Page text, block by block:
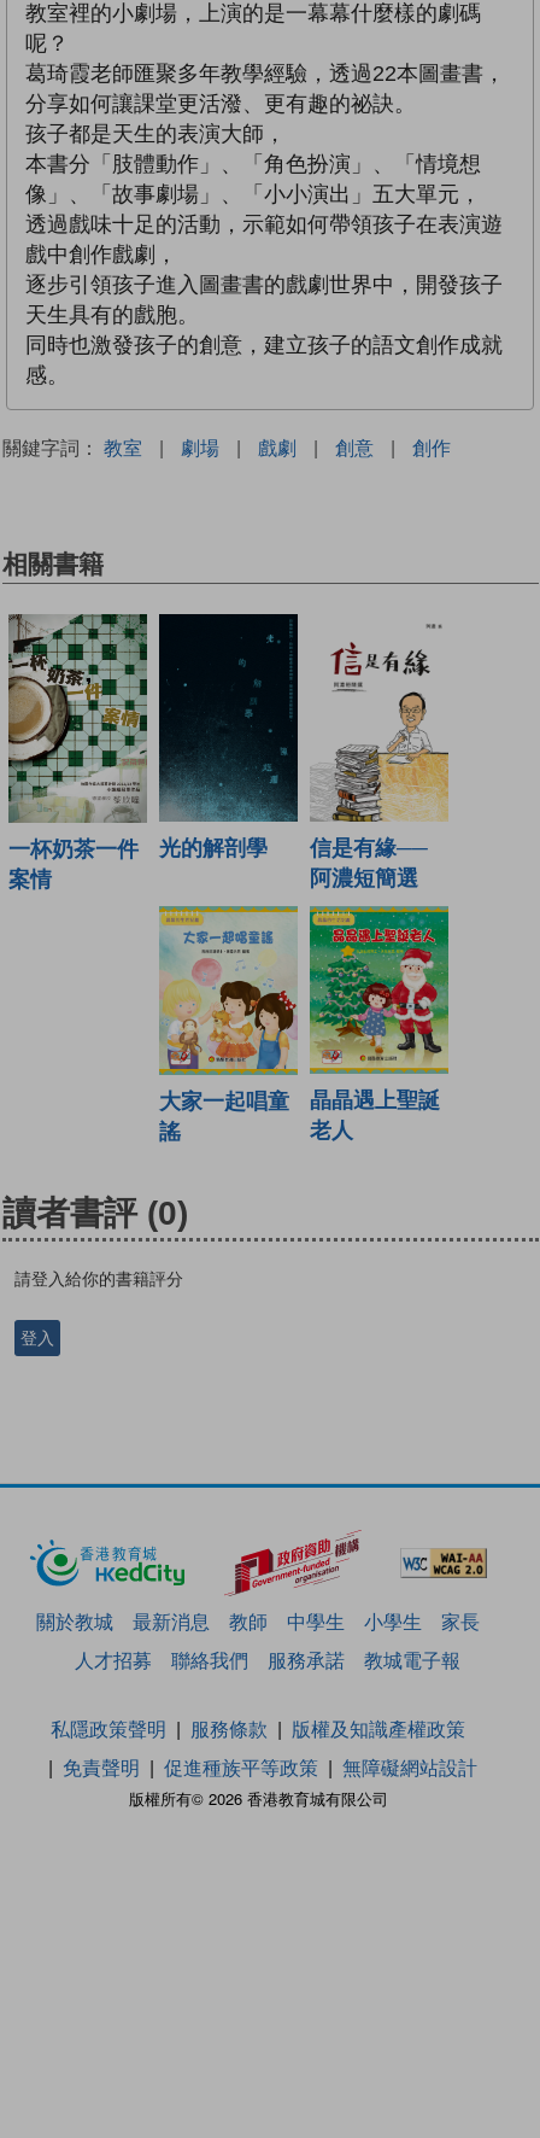
教室裡的小劇場，上演的是一幕幕什麼樣的劇碼
呢？
葛琦霞老師匯聚多年教學經驗，透過22本圖畫書，
分享如何讓課堂更活潑、更有趣的祕訣。
孩子都是天生的表演大師，
本書分「肢體動作」、「角色扮演」、「情境想
像」、「故事劇場」、「小小演出」五大單元，
透過戲味十足的活動，示範如何帶領孩子在表演遊
戲中創作戲劇，
逐步引領孩子進入圖畫書的戲劇世界中，開發孩子
天生具有的戲胞。
同時也激發孩子的創意，建立孩子的語文創作成就
感。
關鍵字詞： 教室 | 劇場 | 戲劇 | 創意 | 創作
相關書籍
一杯奶茶一件
案情
光的解剖學
信是有緣──
阿濃短簡選
大家一起唱童
謠
晶晶遇上聖誕
老人
讀者書評 (0)
請登入給你的書籍評分
登入
關於教城 最新消息 教師 中學生 小學生
家長
人才招募
聯絡我們 服務承諾 教城電子報
版權所有© 2026 香港教育城有限公司
私隱政策聲明 服務條款
版權及知識產權政策
免責聲明
促進種族平等政策 無障礙網站設計